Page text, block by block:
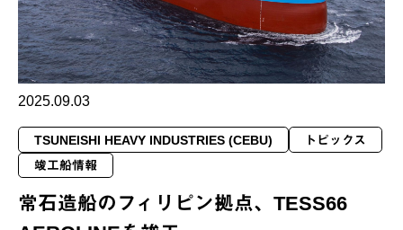
2025.09.03
TSUNEISHI HEAVY INDUSTRIES (CEBU)
トピックス
竣工船情報
常石造船のフィリピン拠点、TESS66